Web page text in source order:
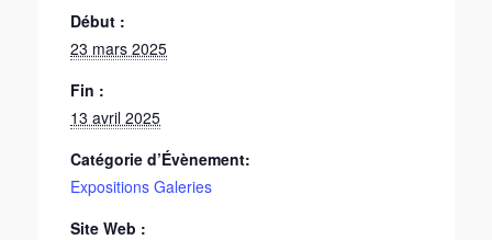
Début :
23 mars 2025
Fin :
13 avril 2025
Catégorie d’Évènement:
Expositions Galeries
Site Web :